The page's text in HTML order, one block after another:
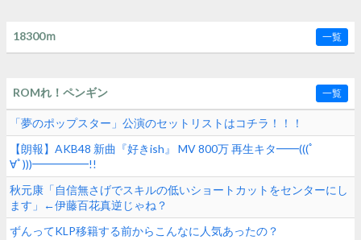
18300ｍ 一覧
ROMれ！ペンギン 一覧
「夢のポップスター」公演のセットリストはコチラ！！！
【朗報】AKB48 新曲『好きish』 MV 800万 再生キタ━━(((ﾟ
∀ﾟ)))━━━━━!!
秋元康「自信無さげでスキルの低いショートカットをセンターにし
ます」←伊藤百花真逆じゃね？
ずんってKLP移籍する前からこんなに人気あったの？